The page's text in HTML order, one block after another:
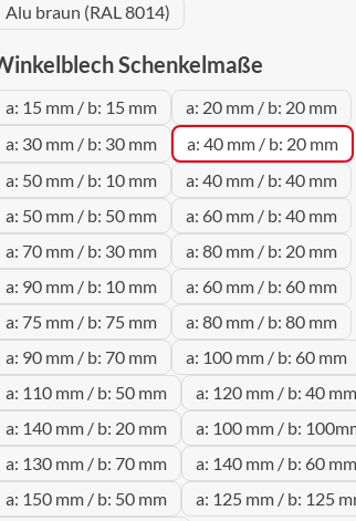
Alu braun (RAL 8014)
Schenkelmaßeauswählen
a: 15 mm / b: 15 mm
a: 20 mm / b: 20 mm
a: 30 mm / b: 30 mm
a: 40 mm / b: 20 mm
a: 50 mm / b: 10 mm
a: 40 mm / b: 40 mm
a: 50 mm / b: 50 mm
a: 60 mm / b: 40 mm
a: 70 mm / b: 30 mm
a: 80 mm / b: 20 mm
a: 90 mm / b: 10 mm
a: 60 mm / b: 60 mm
a: 75 mm / b: 75 mm
a: 80 mm / b: 80 mm
a: 90 mm / b: 70 mm
a: 100 mm / b: 60 mm
a: 110 mm / b: 50 mm
a: 120 mm / b: 40 mm
a: 140 mm / b: 20 mm
a: 100 mm / b:
a: 130 mm / b: 70 mm
a: 140 mm / b: 60 mm
a: 150 mm / b: 50 mm
a: 125 mm / b: 125